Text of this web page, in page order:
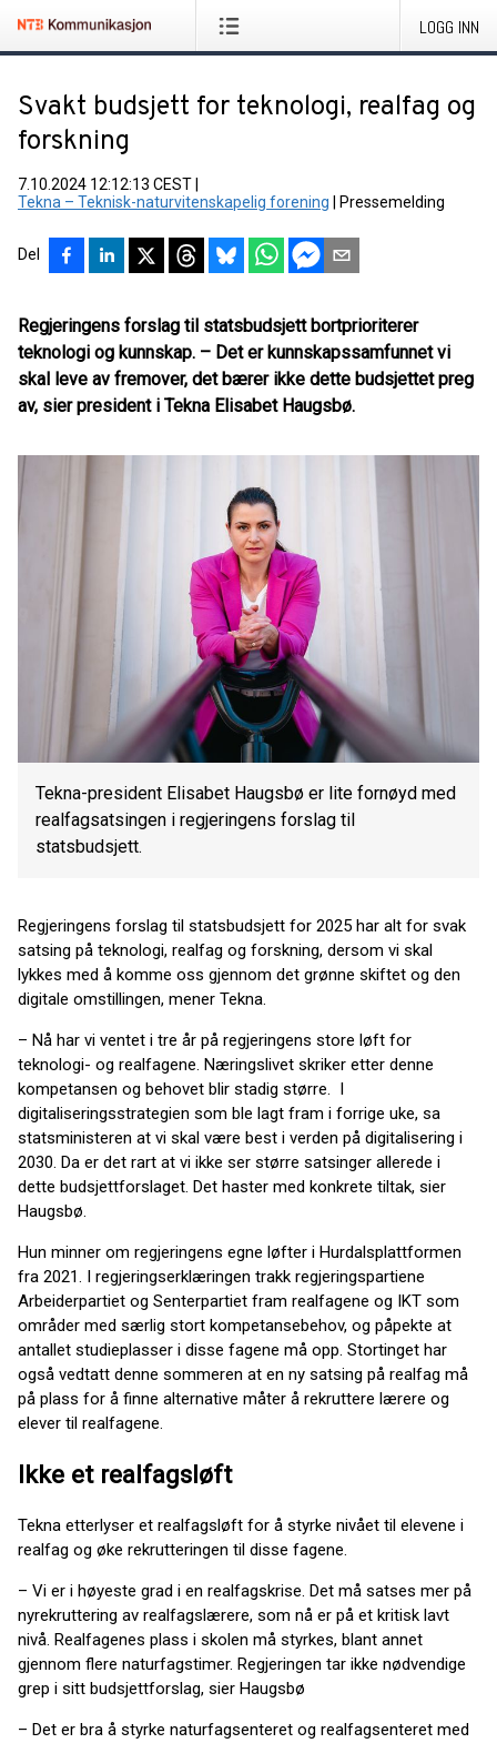
LOGG INN
Svakt budsjett for teknologi, realfag og
forskning
7.10.2024 12:12:13 CEST
Tekna – Teknisk-naturvitenskapelig forening
Pressemelding
Del
Regjeringens forslag til statsbudsjett bortprioriterer
teknologi og kunnskap. – Det er kunnskapssamfunnet vi
skal leve av fremover, det bærer ikke dette budsjettet preg
av, sier president i Tekna Elisabet Haugsbø.
Tekna-president Elisabet Haugsbø er lite fornøyd med
realfagsatsingen i regjeringens forslag til
statsbudsjett.
Regjeringens forslag til statsbudsjett for 2025 har alt for svak
satsing på teknologi, realfag og forskning, dersom vi skal
lykkes med å komme oss gjennom det grønne skiftet og den
digitale omstillingen, mener Tekna.
– Nå har vi ventet i tre år på regjeringens store løft for
teknologi- og realfagene. Næringslivet skriker etter denne
kompetansen og behovet blir stadig større. I
digitaliseringsstrategien som ble lagt fram i forrige uke, sa
statsministeren at vi skal være best i verden på digitalisering i
2030. Da er det rart at vi ikke ser større satsinger allerede i
dette budsjettforslaget. Det haster med konkrete tiltak, sier
Haugsbø.
Hun minner om regjeringens egne løfter i Hurdalsplattformen
fra 2021. I regjeringserklæringen trakk regjeringspartiene
Arbeiderpartiet og Senterpartiet fram realfagene og IKT som
områder med særlig stort kompetansebehov, og påpekte at
antallet studieplasser i disse fagene må opp. Stortinget har
også vedtatt denne sommeren at en ny satsing på realfag må
på plass for å finne alternative måter å rekruttere lærere og
elever til realfagene.
Ikke et realfagsløft
Tekna etterlyser et realfagsløft for å styrke nivået til elevene i
realfag og øke rekrutteringen til disse fagene.
– Vi er i høyeste grad i en realfagskrise. Det må satses mer på
nyrekruttering av realfagslærere, som nå er på et kritisk lavt
nivå. Realfagenes plass i skolen må styrkes, blant annet
gjennom flere naturfagstimer. Regjeringen tar ikke nødvendige
grep i sitt budsjettforslag, sier Haugsbø
– Det er bra å styrke naturfagsenteret og realfagsenteret med